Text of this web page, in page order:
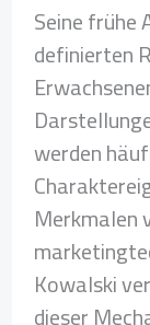
Seine
definierten
werden
Merkmalen
Kowalski